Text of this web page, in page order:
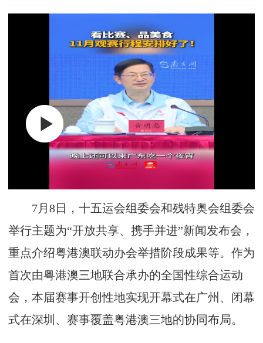
7月8日，十五运会组委会和残特奥会组委会
举行主题为“开放共享、携手并进”新闻发布会，
重点介绍粤港澳联动办会举措阶段成果等。作为
首次由粤港澳三地联合承办的全国性综合运动
会，本届赛事开创性地实现开幕式在广州、闭幕
式在深圳、赛事覆盖粤港澳三地的协同布局。